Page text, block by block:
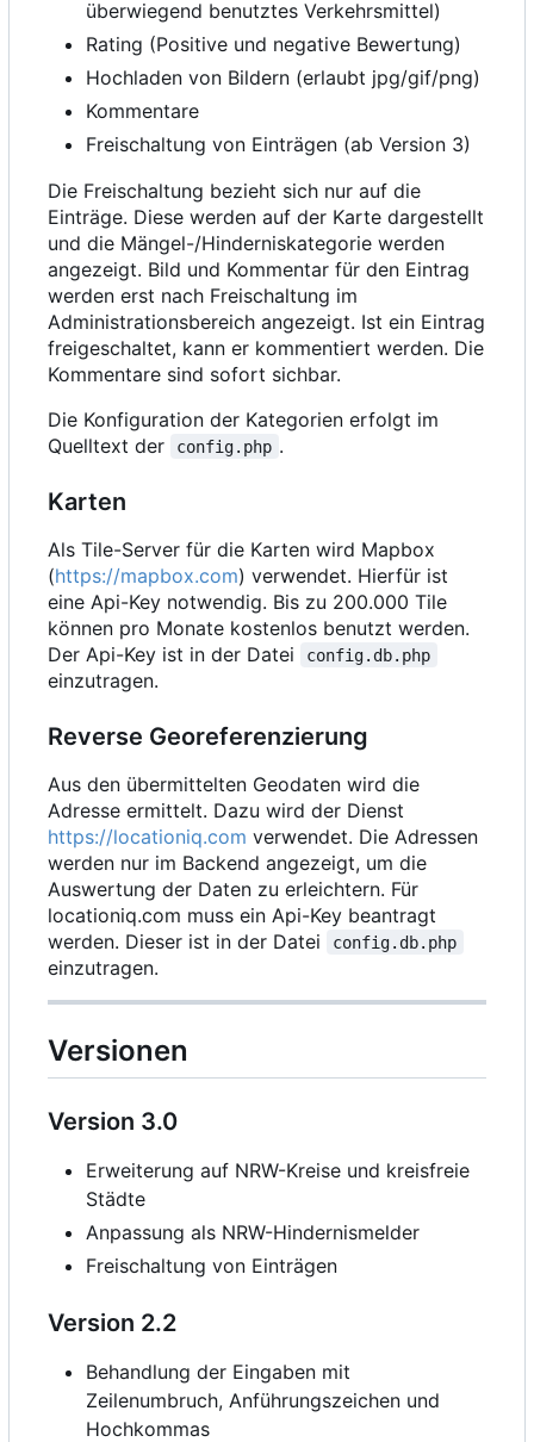
überwiegend benutztes Verkehrsmittel)
Rating (Positive und negative Bewertung)
Hochladen von Bildern (erlaubt jpg/gif/png)
Kommentare
Freischaltung von Einträgen (ab Version 3)
Die Freischaltung bezieht sich nur auf die
Einträge. Diese werden auf der Karte dargestellt
und die Mängel-/Hinderniskategorie werden
angezeigt. Bild und Kommentar für den Eintrag
werden erst nach Freischaltung im
Administrationsbereich angezeigt. Ist ein Eintrag
freigeschaltet, kann er kommentiert werden. Die
Kommentare sind sofort sichbar.
Die Konfiguration der Kategorien erfolgt im
Quelltext der
config.php .
Karten
Als Tile-Server für die Karten wird Mapbox
(https://mapbox.com) verwendet. Hierfür ist
eine Api-Key notwendig. Bis zu 200.000 Tile
können pro Monate kostenlos benutzt werden.
Der Api-Key ist in der Datei
config.db.php
einzutragen.
Reverse Georeferenzierung
Aus den übermittelten Geodaten wird die
Adresse ermittelt. Dazu wird der Dienst
https://locationiq.com verwendet. Die Adressen
werden nur im Backend angezeigt, um die
Auswertung der Daten zu erleichtern. Für
locationiq.com muss ein Api-Key beantragt
werden. Dieser ist in der Datei
config.db.php
einzutragen.
Versionen
Version 3.0
Erweiterung auf NRW-Kreise und kreisfreie
Städte
Anpassung als NRW-Hindernismelder
Freischaltung von Einträgen
Version 2.2
Behandlung der Eingaben mit
Zeilenumbruch, Anführungszeichen und
Hochkommas